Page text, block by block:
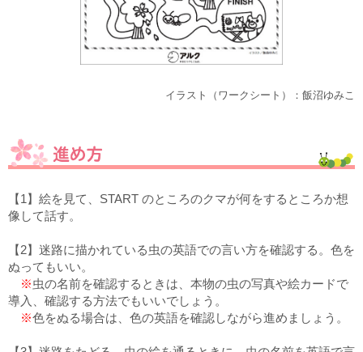
イラスト（ワークシート）：飯沼ゆみこ
【1】絵を見て、START のところのクマが何をするところか想
像して話す。
【2】迷路に描かれている虫の英語での言い方を確認する。色を
ぬってもいい。
※虫の名前を確認するときは、本物の虫の写真や絵カードで
導入、確認する方法でもいいでしょう。
※色をぬる場合は、色の英語を確認しながら進めましょう。